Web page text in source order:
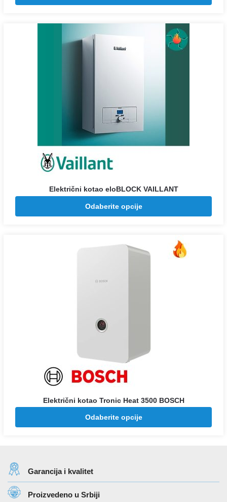
Električni kotao eloBLOCK VAILLANT
112.776RSD – 143.784
cena:
112.776 rsd
143.784 rsd
Odaberite opcije
Električni kotao Tronic Heat 3500 BOSCH
98.888RSD – 128.921
cena:
Odaberite opcije
Garancija i kvalitet
Proizvedeno u Srbiji